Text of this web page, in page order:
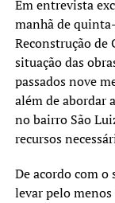
Em entrevista
manhã de
Reconstrução de
situação das
passados nove
além de abordar
no bairro São
recursos
De acordo com
levar pelo